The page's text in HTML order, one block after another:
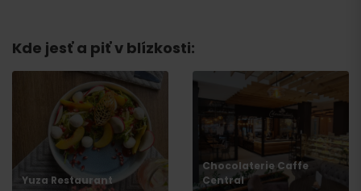
Kde jesť a piť v blízkosti:
Yuza Restaurant
Chocolaterie Caffe
Central
Príchod